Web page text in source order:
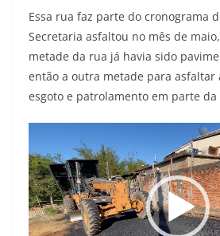
Essa rua faz parte do cronograma
Secretaria asfaltou no mês de
metade da rua já havia sido
então a outra metade para asfaltar
esgoto e patrolamento em parte da
de
vídeo